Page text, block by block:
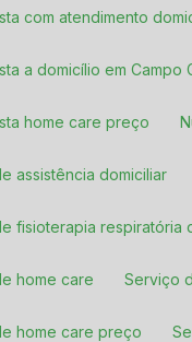
com atendimento
a domicílio em Campo
home care preço
assistência domiciliar
fisioterapia respiratória
home care Serviço
home care preço